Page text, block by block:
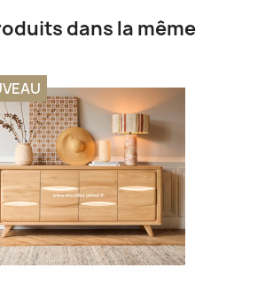
dans la même